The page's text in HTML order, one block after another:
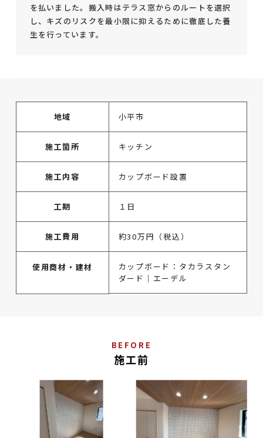
を払いました。搬入時はテラス窓からのルートを選択
し、キズのリスクを最小限に抑えるために徹底した養
生を行っています。
地域 小平市
施工箇所 キッチン
施工内容 カップボード設置
工期 １日
施工費用 約30万円（税込）
使用商材・建材
カップボード：タカラスタン
ダード｜エーデル
BEFORE
施工前